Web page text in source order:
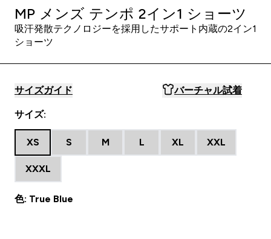
MP メンズ テンポ 2イン1 ショーツ
吸汗発散テクノロジーを採用したサポート内蔵の2イン1
ショーツ
サイズガイド バーチャル試着
サイズ:
XS S M L XL XXL
XXXL
色: True Blue